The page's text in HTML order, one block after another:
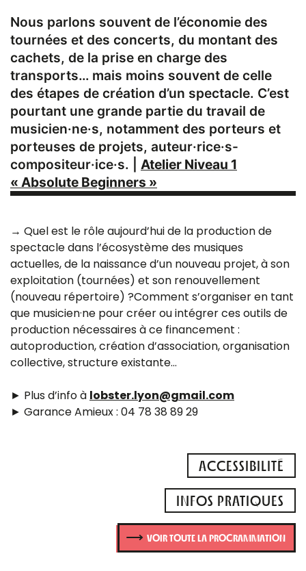
Nous parlons souvent de l’économie des
tournées et des concerts, du montant des
cachets, de la prise en charge des
transports… mais moins souvent de celle
des étapes de création d’un spectacle. C’est
pourtant une grande partie du travail de
musicien·ne·s, notamment des porteurs et
porteuses de projets, auteur·rice·s-
compositeur·ice·s. | Atelier Niveau 1
« Absolute Beginners »
→ Quel est le rôle aujourd’hui de la production de
spectacle dans l’écosystème des musiques
actuelles, de la naissance d’un nouveau projet, à son
exploitation (tournées) et son renouvellement
(nouveau répertoire) ?Comment s’organiser en tant
que musicien·ne pour créer ou intégrer ces outils de
production nécessaires à ce financement :
autoproduction, création d’association, organisation
collective, structure existante…
► Plus d’info à lobster.lyon@gmail.com
► Garance Amieux : 04 78 38 89 29
ACCESSIBILITÉ
INFOS PRATIQUES
VOIR TOUTE LA PROGRAMMATION